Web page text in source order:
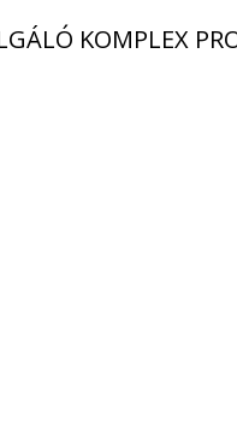
KOMPLEX